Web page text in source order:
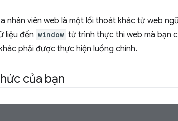
nhân viên web là một lối thoát khác từ web
liệu đến window từ trình thực thi web mà bạn
phải được thực hiện luồng chính.
của bạn